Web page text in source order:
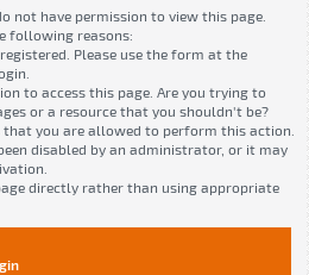
not have permission to view this page.
following reasons:
Please use the form at the
to access this page. Are you trying to
or a resource that you shouldn't be?
that you are allowed to perform this action.
disabled by an administrator, or it may
directly rather than using appropriate